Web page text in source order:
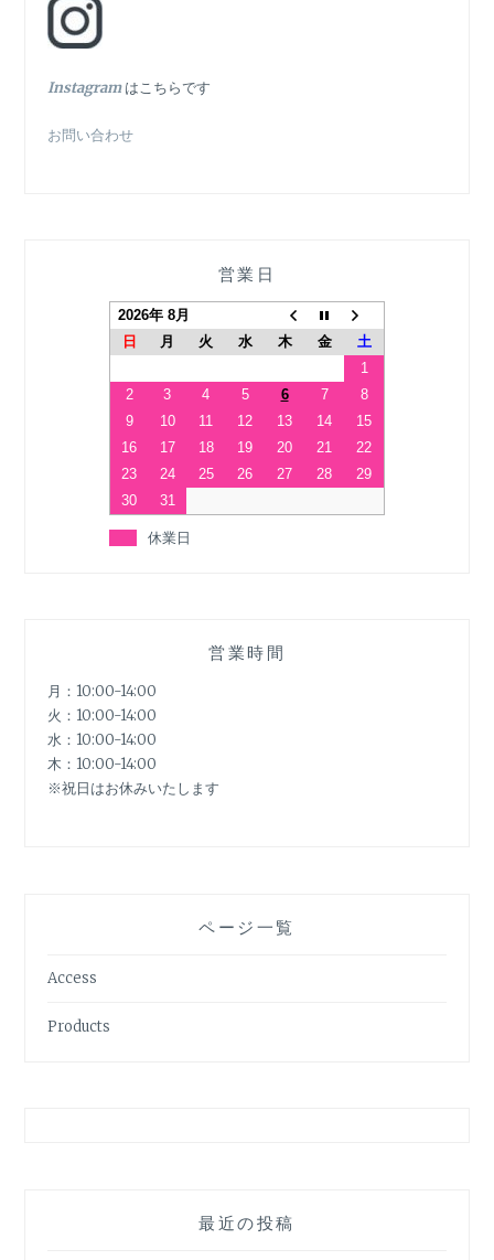
Instagramはこちらです
お問い合わせ
営業日
2026年 8月
日
月 火 水 木 金
土
1
2
3 4 5 6 7
8
9
10 11 12 13 14
15
16
17 18 19 20 21
22
23
24 25 26 27 28
29
30
31
休業日
営業時間
月：10:00-14:00
火：10:00-14:00
水：10:00-14:00
木：10:00-14:00
※祝日はお休みいたします
ページ一覧
Access
Products
最近の投稿